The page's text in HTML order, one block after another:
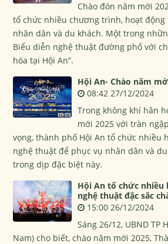
Chào đón năm mới
tổ chức nhiều chương trình, hoạt động
nhân dân và du khách. Một trong
Biểu diễn nghệ thuật đường phố với
hóa tại Hội An”.
Hội An- Chào năm
08:42 27/12/2024
Trong không khí hân
mới 2025 với tràn
vọng, thành phố Hội An tổ chức nhiều
nghệ thuật để phục vụ nhân dân và
trong dịp đặc biệt này.
Hội An tổ chức nhiều
nghệ thuật đặc sắc
15:00 26/12/2024
Sáng 26/12, UBND TP
Nam) cho biết, chào năm mới 2025,